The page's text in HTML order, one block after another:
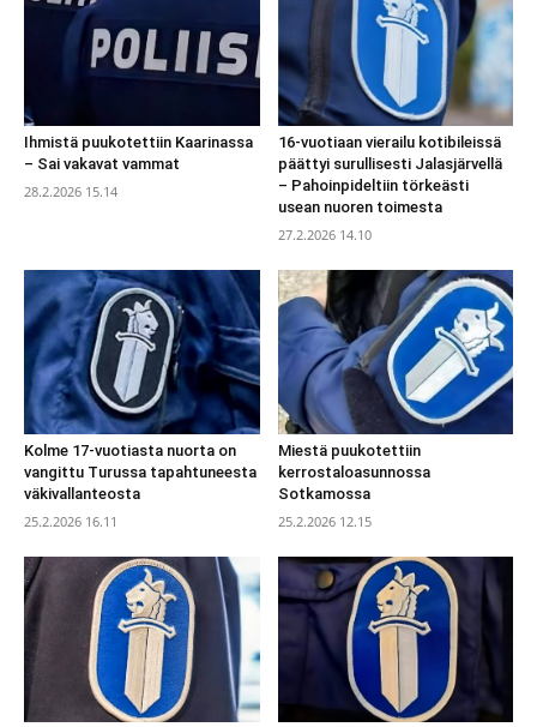
Ihmistä puukotettiin Kaarinassa
– Sai vakavat vammat
28.2.2026 15.14
16-vuotiaan vierailu kotibileissä
päättyi surullisesti Jalasjärvellä
– Pahoinpideltiin törkeästi
usean nuoren toimesta
27.2.2026 14.10
Kolme 17-vuotiasta nuorta on
vangittu Turussa tapahtuneesta
väkivallanteosta
25.2.2026 16.11
Miestä puukotettiin
kerrostaloasunnossa
Sotkamossa
25.2.2026 12.15